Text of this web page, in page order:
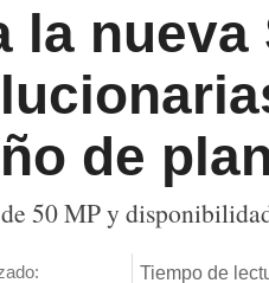
la
de
50 MP y
Tiempo de